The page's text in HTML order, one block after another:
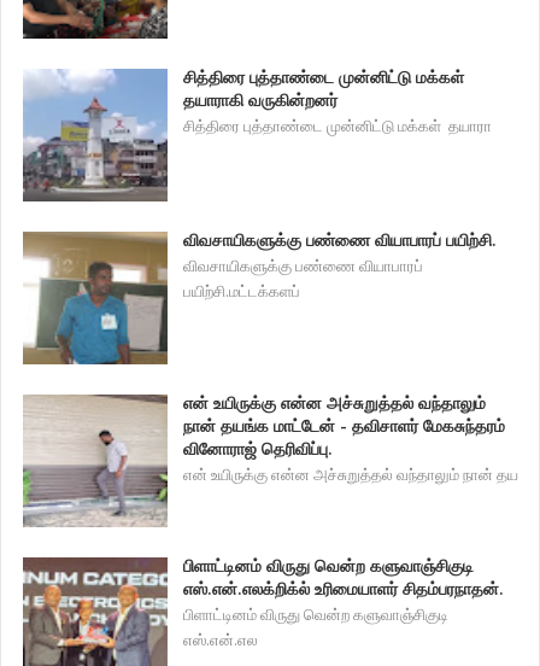
சித்திரை புத்தாண்டை முன்னிட்டு மக்கள்
தயாராகி வருகின்றனர்
சித்திரை புத்தாண்டை முன்னிட்டு மக்கள் தயாரா
விவசாயிகளுக்கு பண்ணை வியாபாரப் பயிற்சி.
விவசாயிகளுக்கு பண்ணை வியாபாரப்
பயிற்சி.மட்டக்களப்
என் உயிருக்கு என்ன அச்சுறுத்தல் வந்தாலும்
நான் தயங்க மாட்டேன் - தவிசாளர் மேகசுந்தரம்
வினோராஜ் தெரிவிப்பு.
என் உயிருக்கு என்ன அச்சுறுத்தல் வந்தாலும் நான் தய
பிளாட்டினம் விருது வென்ற களுவாஞ்சிகுடி
எஸ்.என்.எலக்றிக்ல் உரிமையாளர் சிதம்பரநாதன்.
பிளாட்டினம் விருது வென்ற களுவாஞ்சிகுடி
எஸ்.என்.எல